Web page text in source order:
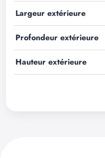
Largeur extérieure
Profondeur extérieure
Hauteur extérieure